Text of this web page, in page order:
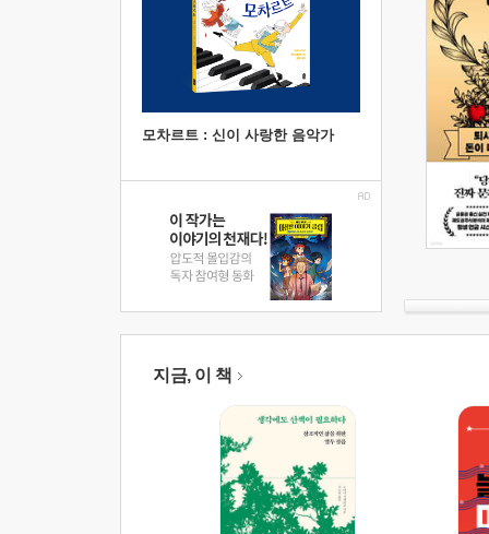
모차르트 : 신이 사랑한 음악가
지금, 이 책